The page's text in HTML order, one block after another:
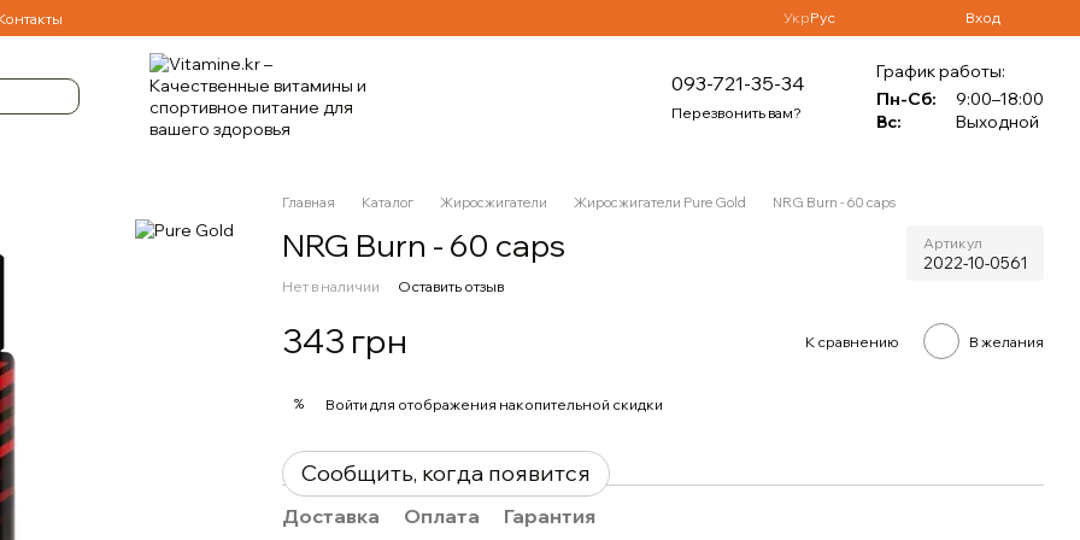
УкрРус Вход
093-721-35-34
Перезвонить вам?
График работы:
Пн-Сб:
9:00–18:00
Вс:
Выходной
Главная Каталог Жиросжигатели Жиросжигатели Pure Gold NRG Burn - 60 caps
NRG Burn - 60 caps Артикул
2022-10-0561
Нет в наличии Оставить отзыв
343 грн К сравнению В желания
% Войти для отображения накопительной скидки
Сообщить, когда появится
Доставка Оплата Гарантия